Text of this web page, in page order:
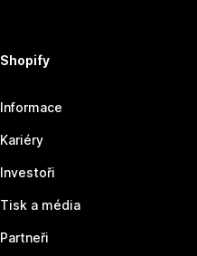
Shopify
Informace
Kariéry
Investoři
Tisk a média
Partneři